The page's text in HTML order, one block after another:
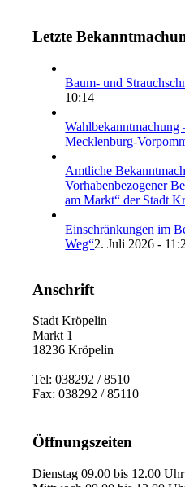
Letzte
Baum- und
10:14
Mecklenburg-
Amtliche
Vorhabenbezogener
am Markt“ der Stadt
Einschränkungen im
Weg“2. Juli 2026 -
Anschrift
Stadt Kröpelin
Markt 1
18236 Kröpelin
Tel: 038292 / 8510
Fax: 038292 / 85110
Öffnungszeiten
Dienstag 09.00 bis 12.00